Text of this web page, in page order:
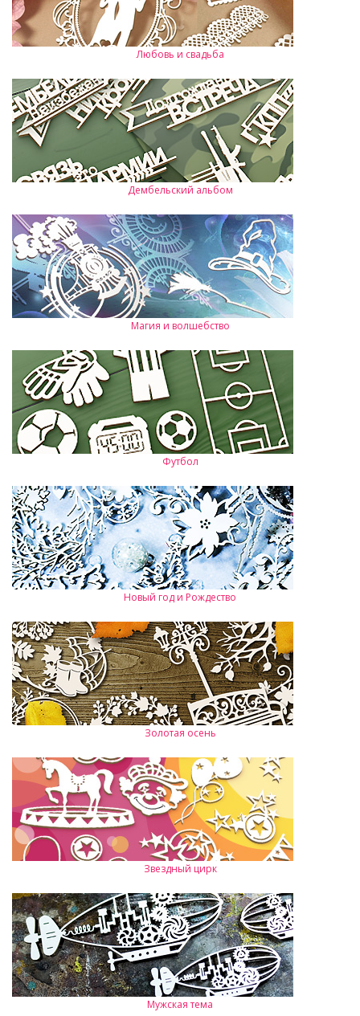
Любовь и свадьба
Дембельский альбом
Магия и волшебство
Футбол
Новый год и Рождество
Золотая осень
Звездный цирк
Мужская тема